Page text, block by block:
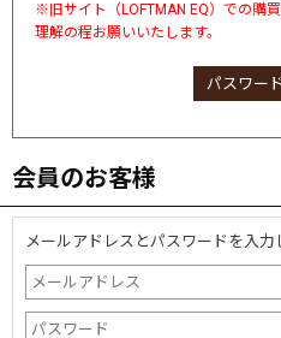
※旧サイト（LOFTMAN EQ）での購
理解の程お願いいたします。
パスワー
会員のお客様
メールアドレスとパスワードを入力